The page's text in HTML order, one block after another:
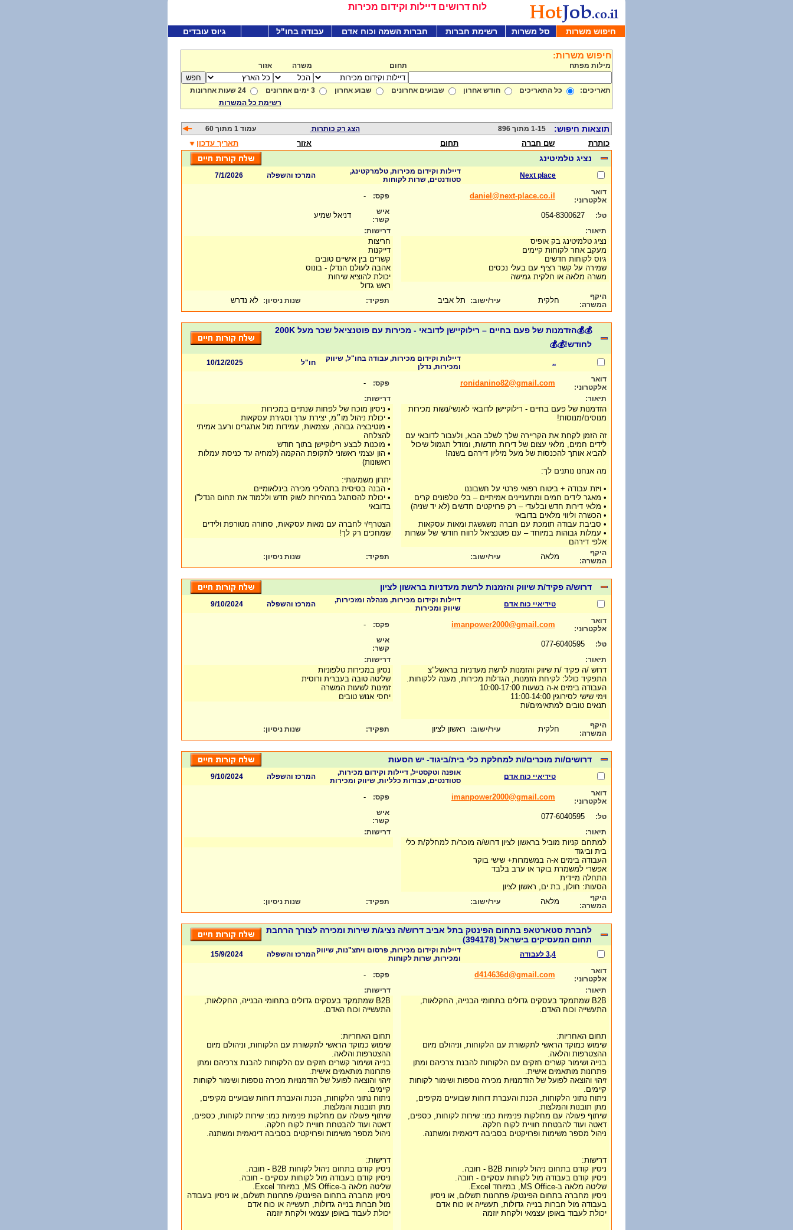
לוח דרושים דיילות וקידום מכירות
חיפוש משרות סל משרות רשימת חברות חברות השמה וכוח אדם עבודה בחו"ל גיוס עובדים
חיפוש משרות:
מילות מפתח תחום משרה אזור
תאריכים: כל התאריכים חודש אחרון שבועים אחרונים שבוע אחרון 3 ימים אחרונים
24 שעות אחרונות
רשימת כל המשרות
תוצאות חיפוש: 1-15 מתוך 896 הצג רק כותרות עמוד 1 מתוך 60
כותרת שם חברה תחום אזור תאריך עדכון
נציג טלמיטינג
Next place
דיילות וקידום מכירות, טלמרקטינג,
סטודנטים, שרות לקוחות
המרכז והשפלה
7/1/2026
דואר
אלקטרוני:
daniel@next-place.co.il פקס: -
טל:
איש
קשר:
דניאל שמיע
תיאור:
נציג טלמיטינג בק אופיס
מעקב אחר לקוחות קיימים
גיוס לקוחות חדשים
שמירה על קשר רציף עם בעלי נכסים
משרה מלאה או חלקית גמישה
דרישות:
חריצות
דייקנות
קשרים בין אישיים טובים
אהבה לעולם הנדלן - בונוס
יכולת להוציא שיחות
ראש גדול
היקף
המשרה:
חלקית עיר/ישוב: תל אביב תפקיד: שנות ניסיון: לא נדרש
💰💰הזדמנות של פעם בחיים – רילוקיישן לדובאי - מכירות עם פוטנציאל שכר מעל 200K
לחודש!💰💰
..
דיילות וקידום מכירות, עבודה בחו"ל, שיווק
ומכירות, נדלן
חו"ל
10/12/2025
דואר
אלקטרוני:
ronidanino82@gmail.com פקס: -
תיאור:
הזדמנות של פעם בחיים - רילוקיישן לדובאי לאנשי/נשות מכירות
מנוסים/מנוסות!
זה הזמן לקחת את הקריירה שלך לשלב הבא, ולעבור לדובאי עם
לידים חמים, מלאי עצום של דירות חדשות, ומודל תגמול שיכול
להביא אותך להכנסות של מעל מיליון דירהם בשנה!
מה אנחנו נותנים לך:
• ויזת עבודה + ביטוח רפואי פרטי על חשבוננו
• מאגר לידים חמים ומתעניינים אמיתיים – בלי טלפונים קרים
• מלאי דירות חדש ובלעדי – רק פרויקטים חדשים (לא יד שניה)
• הכשרה וליווי מלאים בדובאי
• סביבת עבודה תומכת עם חברה משגשגת ומאות עסקאות
• עמלות גבוהות במיוחד – עם פוטנציאל לרווח חודשי של עשרות
אלפי דירהם
דרישות:
• ניסיון מוכח של לפחות שנתיים במכירות
• יכולת ניהול מו״מ, יצירת ערך וסגירת עסקאות
• מוטיבציה גבוהה, עצמאות, עמידות מול אתגרים ורעב אמיתי
להצלחה
• מוכנות לבצע רילוקיישן בתוך חודש
• הון עצמי ראשוני לתקופת ההקמה (למחיה עד כניסת עמלות
ראשונות)
יתרון משמעותי:
• הבנה בסיסית בתהליכי מכירה בינלאומיים
• יכולת להסתגל במהירות לשוק חדש וללמוד את תחום הנדל”ן
בדובאי
הצטרף/י לחברה עם מאות עסקאות, סחורה מטורפת ולידים
שמחכים רק לך!
היקף
המשרה:
מלאה עיר/ישוב: תפקיד: שנות ניסיון:
דרוש/ה פקיד/ת שיווק והזמנות לרשת מעדניות בראשון לציון
טידיאיי כוח אדם
דיילות וקידום מכירות, מנהלה ומזכירות,
שיווק ומכירות
המרכז והשפלה
9/10/2024
דואר
אלקטרוני:
imanpower2000@gmail.com פקס: -
טל:
איש
קשר:
תיאור:
דרוש /ה פקיד /ת שיווק והזמנות לרשת מעדניות בראשל"צ
התפקיד כולל: לקיחת הזמנות, הגדלות מכירות, מענה ללקוחות.
העבודה בימים א-ה בשעות 10:00-17:00
וימי שישי לסירוגין 11:00-14:00
תנאים טובים למתאימים/ות
דרישות:
נסיון במכירות טלפוניות
שליטה טובה בעברית ורוסית
זמינות לשעות המשרה
יחסי אנוש טובים
היקף
המשרה:
חלקית עיר/ישוב: ראשון לציון תפקיד: שנות ניסיון:
דרושים/ות מוכרים/ות למחלקת כלי בית/ביגוד- יש הסעות
טידיאיי כוח אדם
אופנה וטקסטיל, דיילות וקידום מכירות,
סטודנטים, עבודות כלליות, שיווק ומכירות
המרכז והשפלה
9/10/2024
דואר
אלקטרוני:
imanpower2000@gmail.com פקס: -
טל:
איש
קשר:
תיאור:
למתחם קניות מוביל בראשון לציון דרוש/ה מוכר/ת למחלק/ת כלי
בית וביגוד
העבודה בימים א-ה במשמרות+ שישי בוקר
אפשרי למשמרת בוקר או ערב בלבד
התחלה מיידית
הסעות: חולון, בת ים, ראשון לציון
דרישות:
היקף
המשרה:
מלאה עיר/ישוב: תפקיד: שנות ניסיון:
לחברת סטארטאפ בתחום הפינטק בתל אביב דרוש/ה נציג/ת שירות ומכירה לצורך הרחבת
תחום המעסיקים בישראל (394178)
3,4 לעבודה
דיילות וקידום מכירות, פרסום ויחצ"נות, שיווק
ומכירות, שרות לקוחות
המרכז והשפלה
15/9/2024
דואר
אלקטרוני:
d414636d@gmail.com פקס: -
תיאור:
B2B שמתמקד בעסקים גדולים בתחומי הבנייה, החקלאות,
התעשייה וכוח האדם.
תחום האחריות:
שימוש כמוקד הראשי לתקשורת עם הלקוחות, וניהולם מיום
ההצטרפות והלאה.
בנייה ושימור קשרים חזקים עם הלקוחות להבנת צרכיהם ומתן
פתרונות מותאמים אישית.
זיהוי והוצאה לפועל של הזדמנויות מכירה נוספות ושימור לקוחות
קיימים.
ניתוח נתוני הלקוחות, הכנת והעברת דוחות שבועיים מקיפים,
מתן תובנות והמלצות.
שיתוף פעולה עם מחלקות פנימיות כמו: שירות לקוחות, כספים,
דאטה ועוד להבטחת חוויית לקוח חלקה.
ניהול מספר משימות ופרויקטים בסביבה דינאמית ומשתנה.
דרישות:
ניסיון קודם בתחום ניהול לקוחות B2B - חובה.
ניסיון קודם בעבודה מול לקוחות עסקיים - חובה.
שליטה מלאה ב-MS Office, במיוחד Excel.
ניסיון מחברה בתחום הפינטק/ פתרונות תשלום, או ניסיון
בעבודה מול חברות בנייה גדולות, תעשייה או כוח אדם
יכולת לעבוד באופן עצמאי ולקחת יוזמה
דרישות:
B2B שמתמקד בעסקים גדולים בתחומי הבנייה, החקלאות,
התעשייה וכוח האדם.
תחום האחריות:
שימוש כמוקד הראשי לתקשורת עם הלקוחות, וניהולם מיום
ההצטרפות והלאה.
בנייה ושימור קשרים חזקים עם הלקוחות להבנת צרכיהם ומתן
פתרונות מותאמים אישית.
זיהוי והוצאה לפועל של הזדמנויות מכירה נוספות ושימור לקוחות
קיימים.
ניתוח נתוני הלקוחות, הכנת והעברת דוחות שבועיים מקיפים,
מתן תובנות והמלצות.
שיתוף פעולה עם מחלקות פנימיות כמו: שירות לקוחות, כספים,
דאטה ועוד להבטחת חוויית לקוח חלקה.
ניהול מספר משימות ופרויקטים בסביבה דינאמית ומשתנה.
דרישות:
ניסיון קודם בתחום ניהול לקוחות B2B - חובה.
ניסיון קודם בעבודה מול לקוחות עסקיים - חובה.
שליטה מלאה ב-MS Office, במיוחד Excel.
ניסיון מחברה בתחום הפינטק/ פתרונות תשלום, או ניסיון בעבודה
מול חברות בנייה גדולות, תעשייה או כוח אדם
יכולת לעבוד באופן עצמאי ולקחת יוזמה